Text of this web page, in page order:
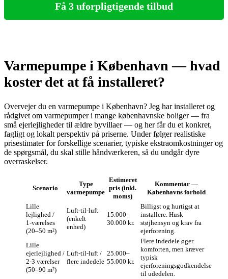
Få 3 uforpligtigende tilbud
Varmepumpe i København — hvad
koster det at få installeret?
Overvejer du en varmepumpe i København? Jeg har installeret og
rådgivet om varmepumper i mange københavnske boliger — fra
små ejerlejligheder til ældre byvillaer — og her får du et konkret,
fagligt og lokalt perspektiv på priserne. Under følger realistiske
prisestimater for forskellige scenarier, typiske ekstraomkostninger og
de spørgsmål, du skal stille håndværkeren, så du undgår dyre
overraskelser.
Scenario
Type
varmepumpe
Estimeret
pris (inkl.
moms)
Kommentar —
Københavns forhold
Lille
lejlighed /
1‑værelses
(20–50 m²)
Luft‑til‑luft
(enkelt
enhed)
15.000–
30.000 kr.
Billigst og hurtigst at
installere. Husk
støjhensyn og krav fra
ejerforening.
Lille
ejerlejlighed /
2‑3 værelser
(50–90 m²)
Luft‑til‑luft /
flere indedele
25.000–
55.000 kr.
Flere indedele øger
komforten, men kræver
typisk
ejerforeningsgodkendelse
til udedelen.